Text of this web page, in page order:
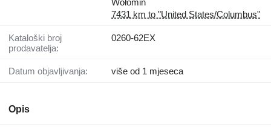
Wołomin
7431 km to "United States/Columbus"
Kataloški broj
prodavatelja:
0260-62EX
Datum objavljivanja: više od 1 mjeseca
Opis